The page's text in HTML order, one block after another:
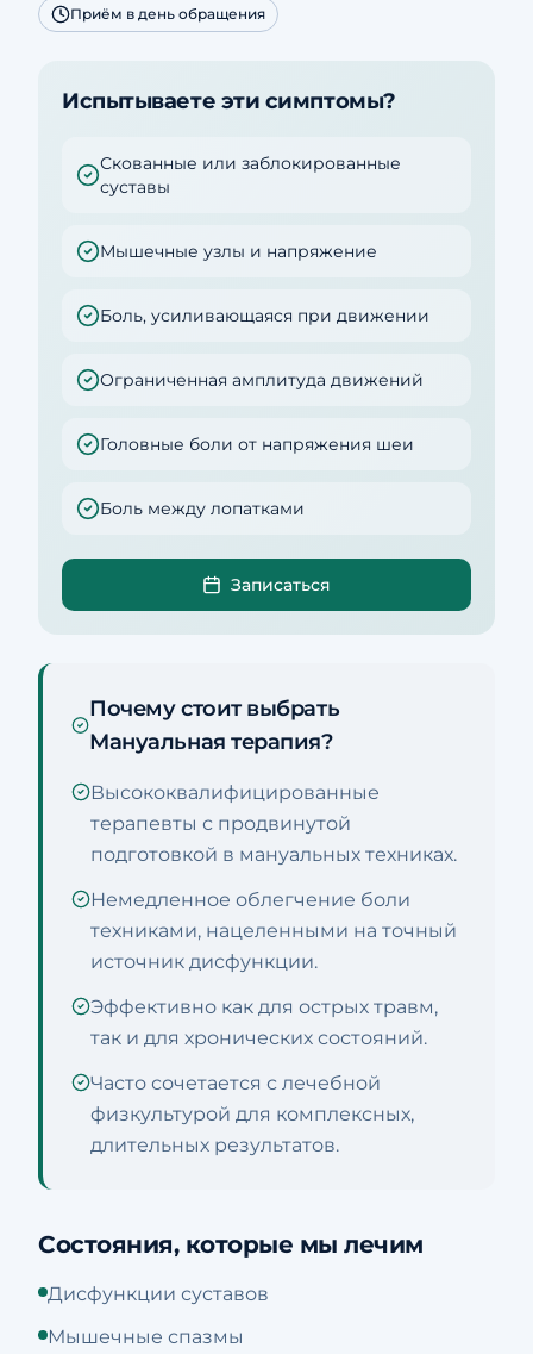
Приём в день обращения
Испытываете эти симптомы?
Скованные или заблокированные
суставы
Мышечные узлы и напряжение
Боль, усиливающаяся при движении
Ограниченная амплитуда движений
Головные боли от напряжения шеи
Боль между лопатками
Записаться
Почему стоит выбрать
Мануальная терапия?
Высококвалифицированные
терапевты с продвинутой
подготовкой в мануальных техниках.
Немедленное облегчение боли
техниками, нацеленными на точный
источник дисфункции.
Эффективно как для острых травм,
так и для хронических состояний.
Часто сочетается с лечебной
физкультурой для комплексных,
длительных результатов.
Состояния, которые мы лечим
Дисфункции суставов
Мышечные спазмы